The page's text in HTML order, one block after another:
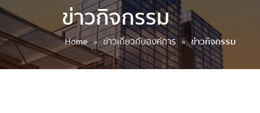
ข่าวกิจกรรม
Home » ข่าวเกี่ยวกับองค์การ » ข่าวกิจกรรม